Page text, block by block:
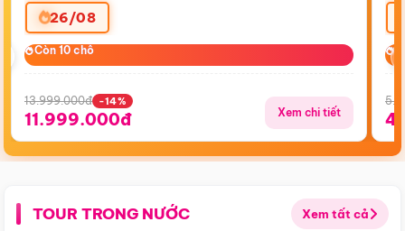
26/08
Còn 10 chỗ
Còn 10 chỗ
13.999.000đ -14%
11.999.000đ Xem chi tiết
TOUR TRONG NƯỚC Xem tất cả
Điểm nổi bật